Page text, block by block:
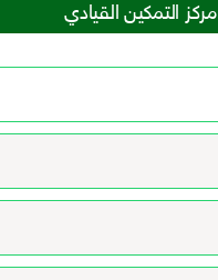
مركز التمكين القيادي